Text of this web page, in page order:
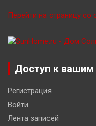
Перейти на страницу со
Доступ к
Регистрация
Войти
Лента записей